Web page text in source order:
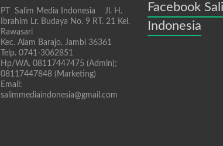
PT Salim Media Indonesia Jl. H.
Ibrahim Lr. Budaya No. 9 RT. 21 Kel.
Rawasari
Kec. Alam Barajo, Jambi 36361
Telp. 0741-3062851
Hp/WA. 08117447475 (Admin);
08117447848 (Marketing)
Email:
salimmediaindonesia@gmail.com
Facebook
Indonesia